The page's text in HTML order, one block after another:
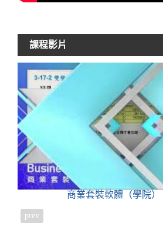
課程影片
商業套裝軟體（學院）
prev